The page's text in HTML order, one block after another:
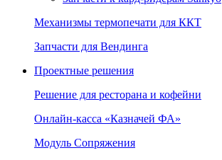
Механизмы термопечати для ККТ
Запчасти для Вендинга
Проектные решения
Решение для ресторана и кофейни
Онлайн‑касса «Казначей ФА»
Модуль Сопряжения